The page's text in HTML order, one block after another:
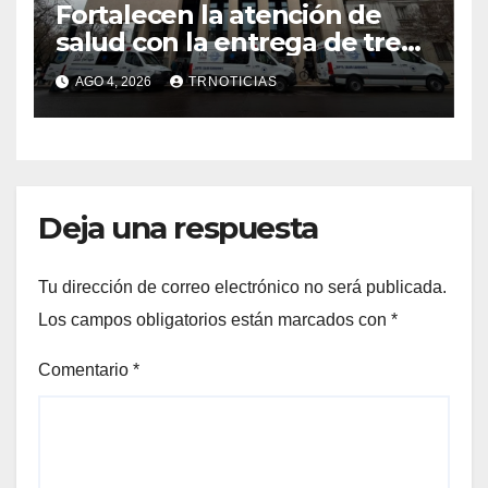
Fortalecen la atención de
salud con la entrega de tres
nuevas ambulancias para
Cauquenes y Sagrada Familia
AGO 4, 2026 TRNOTICIAS
Deja una respuesta
Tu dirección de correo electrónico no será publicada.
Los campos obligatorios están marcados con *
Comentario *